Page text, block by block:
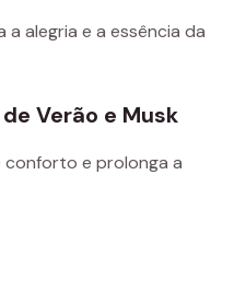
alegria e a essência da
Verão e Musk
conforto e prolonga a